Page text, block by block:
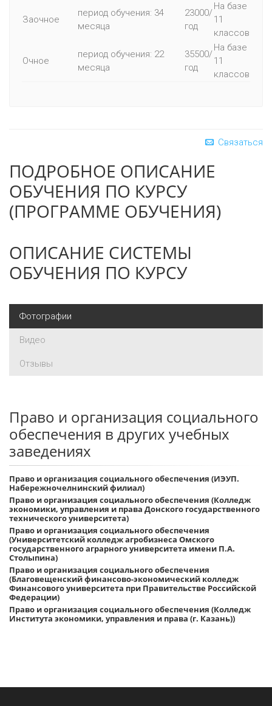
Заочное
период обучения: 34
месяца
23000/
год
На базе
11
классов
Очное
период обучения: 22
месяца
35500/
год
На базе
11
классов
Связаться
ПОДРОБНОЕ ОПИСАНИЕ
ОБУЧЕНИЯ ПО КУРСУ
(ПРОГРАММЕ ОБУЧЕНИЯ)
ОПИСАНИЕ СИСТЕМЫ
ОБУЧЕНИЯ ПО КУРСУ
Фотографии
Видео
Отзывы
Право и организация социального
обеспечения в других учебных
заведениях
Право и организация социального обеспечения (ИЭУП.
Набережночелнинский филиал)
Право и организация социального обеспечения (Колледж
экономики, управления и права Донского государственного
технического университета)
Право и организация социального обеспечения
(Университетский колледж агробизнеса Омского
государственного аграрного университета имени П.А.
Столыпина)
Право и организация социального обеспечения
(Благовещенский финансово-экономический колледж
Финансового университета при Правительстве Российской
Федерации)
Право и организация социального обеспечения (Колледж
Института экономики, управления и права (г. Казань))